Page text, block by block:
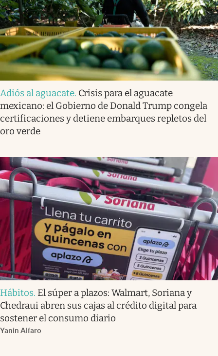
Adiós al aguacate. Crisis para el aguacate
mexicano: el Gobierno de Donald Trump congela
certificaciones y detiene embarques repletos del
oro verde
Hábitos. El súper a plazos: Walmart, Soriana y
Chedraui abren sus cajas al crédito digital para
sostener el consumo diario
Yanin Alfaro